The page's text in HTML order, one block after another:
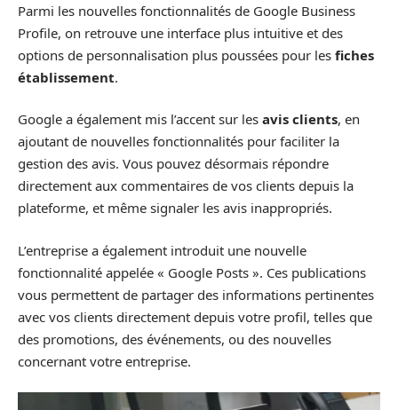
Parmi les nouvelles fonctionnalités de Google Business
Profile, on retrouve une interface plus intuitive et des
options de personnalisation plus poussées pour les fiches
établissement.
Google a également mis l’accent sur les avis clients, en
ajoutant de nouvelles fonctionnalités pour faciliter la
gestion des avis. Vous pouvez désormais répondre
directement aux commentaires de vos clients depuis la
plateforme, et même signaler les avis inappropriés.
L’entreprise a également introduit une nouvelle
fonctionnalité appelée « Google Posts ». Ces publications
vous permettent de partager des informations pertinentes
avec vos clients directement depuis votre profil, telles que
des promotions, des événements, ou des nouvelles
concernant votre entreprise.